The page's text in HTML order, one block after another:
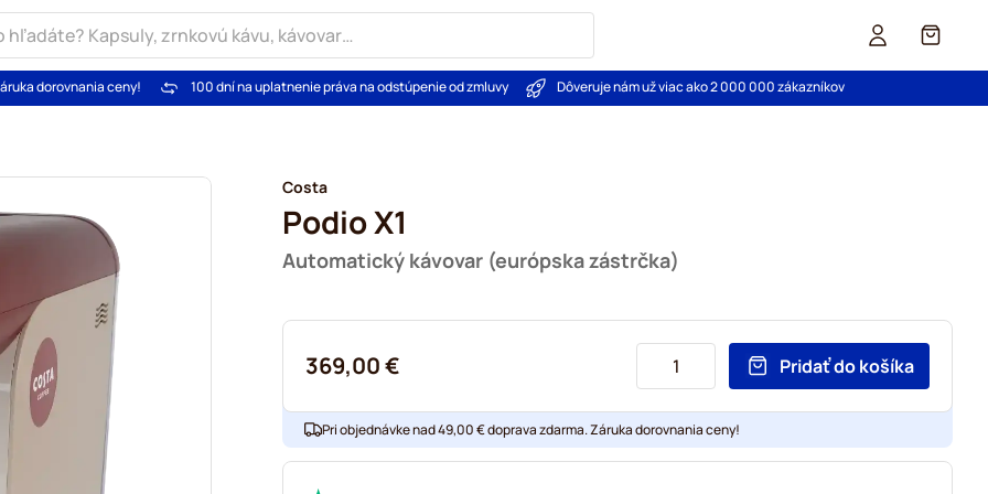
Košík
dorovnania ceny! 100 dní na uplatnenie práva na odstúpenie od zmluvy Dôveruje nám už viac ako 2 000 000 zákazníkov
Costa
Podio X1
Automatický kávovar (európska zástrčka)
369,00 € Pridať do košíka
Pri objednávke nad 49,00 € doprava zdarma. Záruka dorovnania ceny!